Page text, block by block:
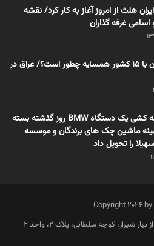
هلث از امروز آغاز به کار کرد/ نقشه
غرفه گذاران
تجارت ایران با ۱۵ کشور همسایه چطور است؟/ عراق در
پرونده قرعه کشی یک دستگاه BMW روز گذشته بسته
ماشین چک های برندگان و موسسه
را تحویل داد
Copyright 2026
شیراز، کوچه سلطانی، پلاک 2، واحد 2